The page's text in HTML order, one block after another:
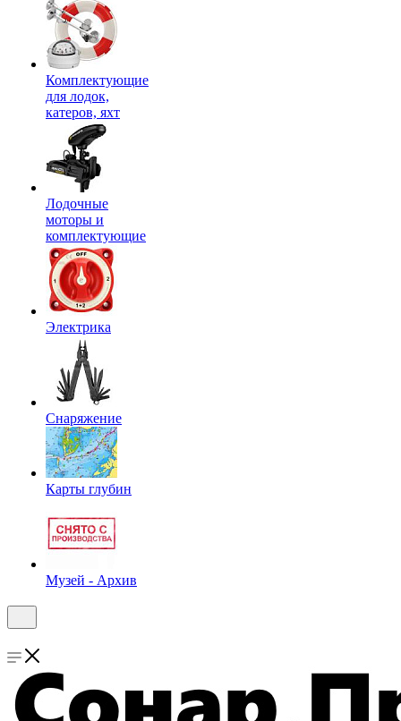
Комплектующие
для лодок,
катеров, яхт
Лодочные
моторы и
комплектующие
Электрика
Снаряжение
Карты глубин
Музей - Архив